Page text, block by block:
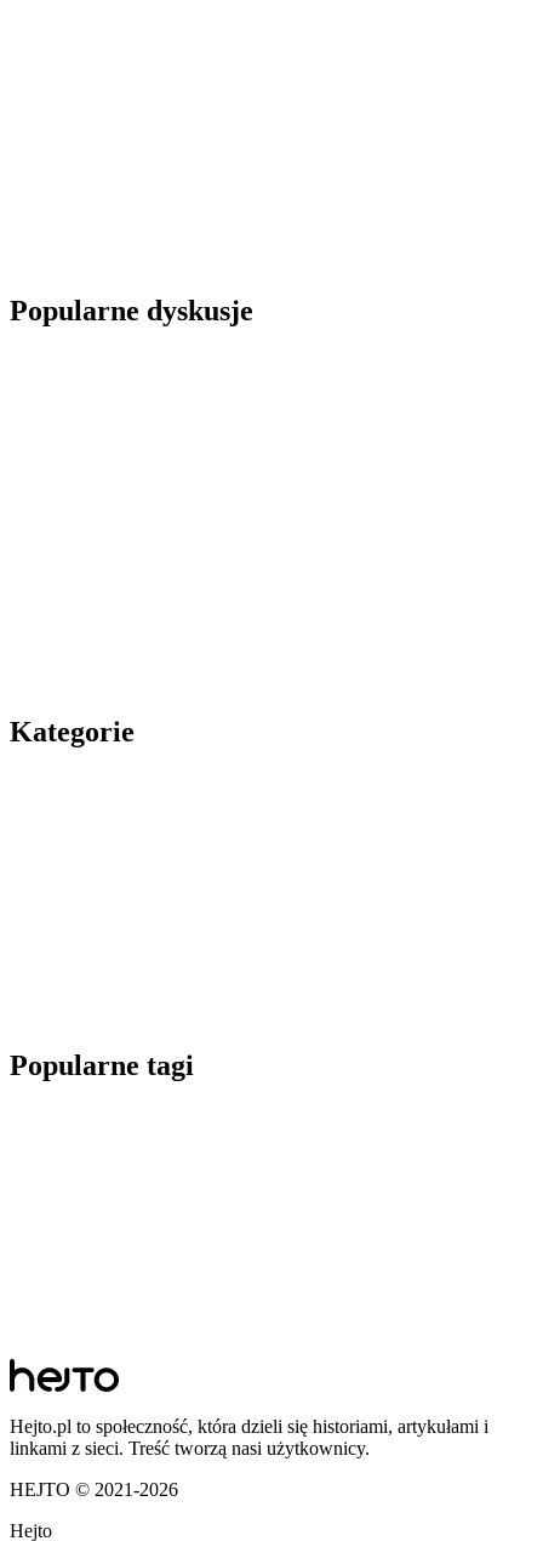
Popularne dyskusje
Kategorie
Popularne tagi
Hejto.pl to społeczność, która dzieli się historiami, artykułami i
linkami z sieci. Treść tworzą nasi użytkownicy.
HEJTO © 2021-2026
Hejto